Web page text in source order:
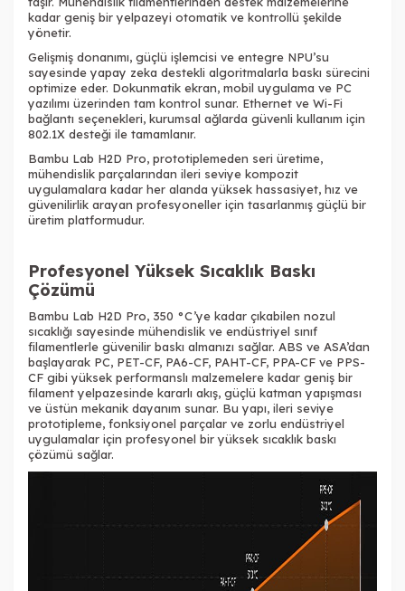
kadar geniş bir yelpazeyi otomatik ve kontrollü şekilde
yönetir.
Gelişmiş donanımı, güçlü işlemcisi ve entegre NPU’su
sayesinde yapay zeka destekli algoritmalarla baskı sürecini
optimize eder. Dokunmatik ekran, mobil uygulama ve PC
yazılımı üzerinden tam kontrol sunar. Ethernet ve Wi-Fi
bağlantı seçenekleri, kurumsal ağlarda güvenli kullanım için
802.1X desteği ile tamamlanır.
Bambu Lab H2D Pro, prototiplemeden seri üretime,
mühendislik parçalarından ileri seviye kompozit
uygulamalara kadar her alanda yüksek hassasiyet, hız ve
güvenilirlik arayan profesyoneller için tasarlanmış güçlü bir
üretim platformudur.
Profesyonel Yüksek Sıcaklık Baskı
Çözümü
Bambu Lab H2D Pro, 350 °C’ye kadar çıkabilen nozul
sıcaklığı sayesinde mühendislik ve endüstriyel sınıf
filamentlerle güvenilir baskı almanızı sağlar. ABS ve ASA’dan
başlayarak PC, PET-CF, PA6-CF, PAHT-CF, PPA-CF ve PPS-
CF gibi yüksek performanslı malzemelere kadar geniş bir
filament yelpazesinde kararlı akış, güçlü katman yapışması
ve üstün mekanik dayanım sunar. Bu yapı, ileri seviye
prototipleme, fonksiyonel parçalar ve zorlu endüstriyel
uygulamalar için profesyonel bir yüksek sıcaklık baskı
çözümü sağlar.